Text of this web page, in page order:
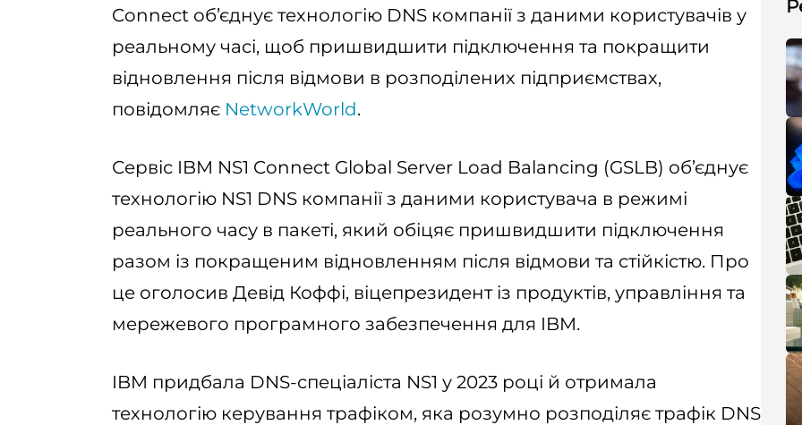
Connect об’єднує технологію DNS компанії з даними користувачів у
реальному часі, щоб пришвидшити підключення та покращити
відновлення після відмови в розподілених підприємствах,
повідомляє NetworkWorld.
Сервіс IBM NS1 Connect Global Server Load Balancing (GSLB) об’єднує
технологію NS1 DNS компанії з даними користувача в режимі
реального часу в пакеті, який обіцяє пришвидшити підключення
разом із покращеним відновленням після відмови та стійкістю. Про
це оголосив Девід Коффі, віцепрезидент із продуктів, управління та
мережевого програмного забезпечення для IBM.
IBM придбала DNS-спеціаліста NS1 у 2023 році й отримала
технологію керування трафіком, яка розумно розподіляє трафік DNS